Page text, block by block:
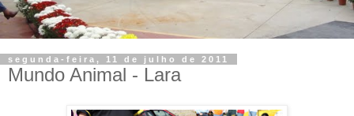
segunda-feira, 11 de julho de 2011
Mundo Animal - Lara